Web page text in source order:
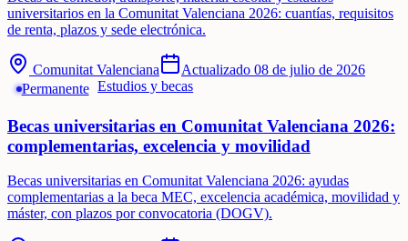
universitarios en la Comunitat Valenciana 2026: cuantías, requisitos
de renta, plazos y sede electrónica.
Comunitat Valenciana Actualizado 08 de julio de 2026
Permanente Estudios y becas
Becas universitarias en Comunitat Valenciana 2026:
complementarias, excelencia y movilidad
Becas universitarias en Comunitat Valenciana 2026: ayudas
complementarias a la beca MEC, excelencia académica, movilidad y
máster, con plazos por convocatoria (DOGV).